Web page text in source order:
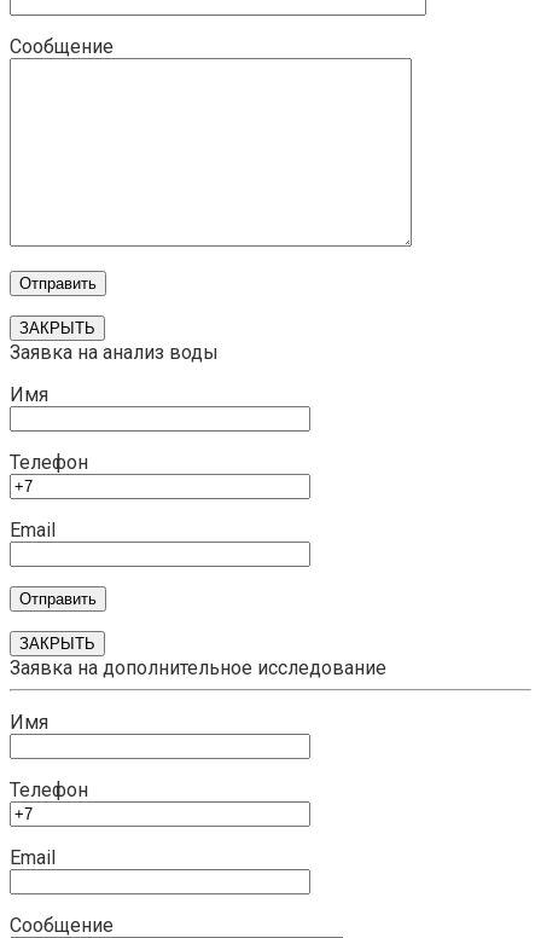
Сообщение
ЗАКРЫТЬ
Заявка на анализ воды
Имя
Телефон
Email
ЗАКРЫТЬ
Заявка на дополнительное исследование
Имя
Телефон
Email
Сообщение